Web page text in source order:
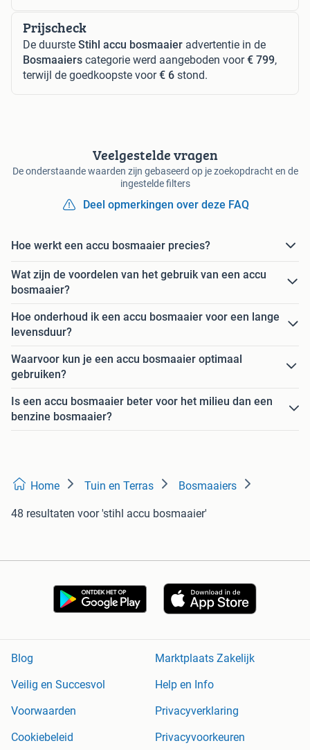
Prijscheck
De duurste Stihl accu bosmaaier advertentie in de
Bosmaaiers categorie werd aangeboden voor€ 799,
terwijl de goedkoopste voor€ 6 stond.
Veelgestelde vragen
De onderstaande waarden zijn gebaseerd op je zoekopdracht en de
ingestelde filters
Deel opmerkingen over deze FAQ
Hoe werkt een accu bosmaaier precies?
Wat zijn de voordelen van het gebruik van een accu
bosmaaier?
Hoe onderhoud ik een accu bosmaaier voor een lange
levensduur?
Waarvoor kun je een accu bosmaaier optimaal
gebruiken?
Is een accu bosmaaier beter voor het milieu dan een
benzine bosmaaier?
Home Tuin en Terras Bosmaaiers
48 resultaten voor 'stihl accu bosmaaier'
Blog
Marktplaats Zakelijk
Veilig en Succesvol
Help en Info
Voorwaarden
Privacyverklaring
Cookiebeleid
Privacyvoorkeuren